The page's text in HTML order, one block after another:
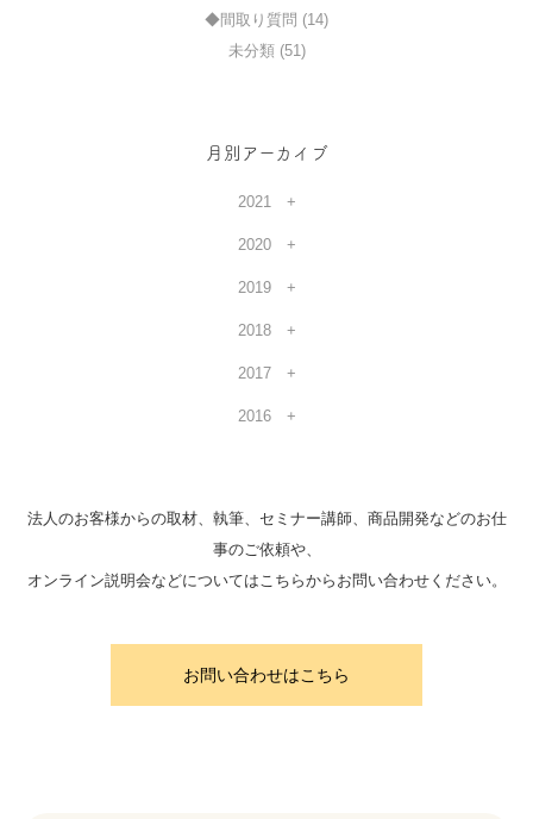
◆間取り質問 (14)
未分類 (51)
月別アーカイブ
2021
2020
2019
2018
2017
2016
法人のお客様からの取材、執筆、セミナー講師、商品開発などのお仕
事のご依頼や、
オンライン説明会などについてはこちらからお問い合わせください。
お問い合わせはこちら